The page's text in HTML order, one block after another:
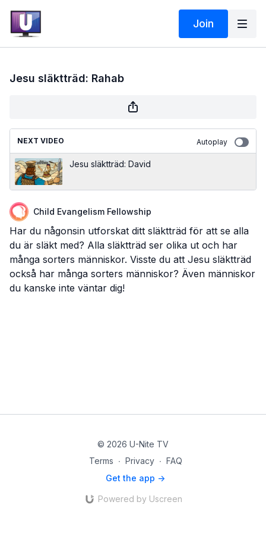
Join
Jesu släktträd: Rahab
NEXT VIDEO Autoplay
Jesu släktträd: David
Child Evangelism Fellowship
Har du någonsin utforskat ditt släktträd för att se alla
du är släkt med? Alla släktträd ser olika ut och har
många sorters människor. Visste du att Jesu släktträd
också har många sorters människor? Även människor
du kanske inte väntar dig!
© 2026 U-Nite TV
Terms ∙ Privacy ∙ FAQ
Get the app ->
Powered by Uscreen